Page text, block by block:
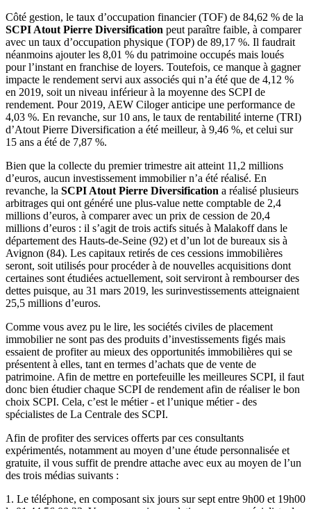
Côté gestion, le taux d’occupation financier (TOF) de 84,62 % de la
SCPI Atout Pierre Diversification peut paraître faible, à comparer
avec un taux d’occupation physique (TOP) de 89,17 %. Il faudrait
néanmoins ajouter les 8,01 % du patrimoine occupés mais loués
pour l’instant en franchise de loyers. Toutefois, ce manque à gagner
impacte le rendement servi aux associés qui n’a été que de 4,12 %
en 2019, soit un niveau inférieur à la moyenne des SCPI de
rendement. Pour 2019, AEW Ciloger anticipe une performance de
4,03 %. En revanche, sur 10 ans, le taux de rentabilité interne (TRI)
d’Atout Pierre Diversification a été meilleur, à 9,46 %, et celui sur
15 ans a été de 7,87 %.
Bien que la collecte du premier trimestre ait atteint 11,2 millions
d’euros, aucun investissement immobilier n’a été réalisé. En
revanche, la SCPI Atout Pierre Diversification a réalisé plusieurs
arbitrages qui ont généré une plus-value nette comptable de 2,4
millions d’euros, à comparer avec un prix de cession de 20,4
millions d’euros : il s’agit de trois actifs situés à Malakoff dans le
département des Hauts-de-Seine (92) et d’un lot de bureaux sis à
Avignon (84). Les capitaux retirés de ces cessions immobilières
seront, soit utilisés pour procéder à de nouvelles acquisitions dont
certaines sont étudiées actuellement, soit serviront à rembourser des
dettes puisque, au 31 mars 2019, les surinvestissements atteignaient
25,5 millions d’euros.
Comme vous avez pu le lire, les sociétés civiles de placement
immobilier ne sont pas des produits d’investissements figés mais
essaient de profiter au mieux des opportunités immobilières qui se
présentent à elles, tant en termes d’achats que de vente de
patrimoine. Afin de mettre en portefeuille les meilleures SCPI, il faut
donc bien étudier chaque SCPI de rendement afin de réaliser le bon
choix SCPI. Cela, c’est le métier - et l’unique métier - des
spécialistes de La Centrale des SCPI.
Afin de profiter des services offerts par ces consultants
expérimentés, notamment au moyen d’une étude personnalisée et
gratuite, il vous suffit de prendre attache avec eux au moyen de l’un
des trois médias suivants :
1. Le téléphone, en composant six jours sur sept entre 9h00 et 19h00